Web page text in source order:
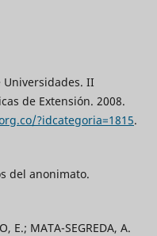
Universidades. II
de Extensión. 2008.
?idcategoria=1815.
del anonimato.
E.; MATA-SEGREDA, A.